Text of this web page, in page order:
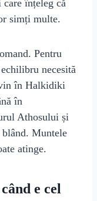
înțeleg că
simți multe.
Pentru
necesită
în Halkidiki
în
Athosului și
blând. Muntele
atinge.
e cel